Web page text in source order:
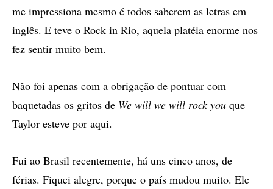
me impressiona mesmo é todos saberem as letras em
inglês. E teve o Rock in Rio, aquela platéia enorme nos
fez sentir muito bem.
Não foi apenas com a obrigação de pontuar com
baquetadas os gritos de We will we will rock you que
Taylor esteve por aqui.
Fui ao Brasil recentemente, há uns cinco anos, de
férias. Fiquei alegre, porque o país mudou muito. Ele